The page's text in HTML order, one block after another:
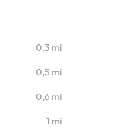
0,3 mi
0,5 mi
0,6 mi
1 mi